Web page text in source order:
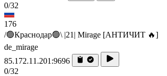
0/32
176
/🟢Краснодар🟢\ |21| Mirage [AHTИЧИT 🔥]
de_mirage
85.172.11.201:9696
0/32